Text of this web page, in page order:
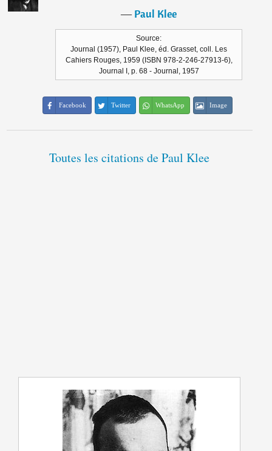
―Paul Klee
Source:
Journal (1957), Paul Klee, éd. Grasset, coll. Les
Cahiers Rouges, 1959 (ISBN 978-2-246-27913-6),
Journal I, p. 68 - Journal, 1957
Facebook Twitter WhatsApp Image
Toutes les citations de Paul Klee